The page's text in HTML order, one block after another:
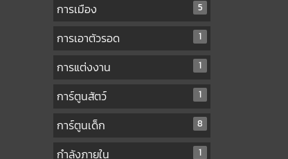
การเมือง 5
การเอาตัวรอด 1
การแต่งงาน 1
การ์ตูนสัตว์ 1
การ์ตูนเด็ก 8
กำลังภายใน 1